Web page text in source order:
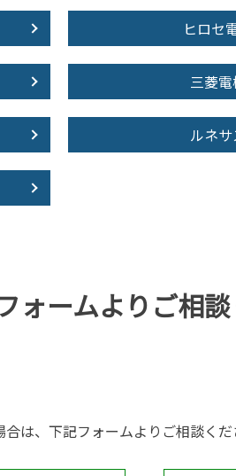
ヒロセ
三菱
ルネサ
ォームよりご相
は、下記フォームよりご相談くだ